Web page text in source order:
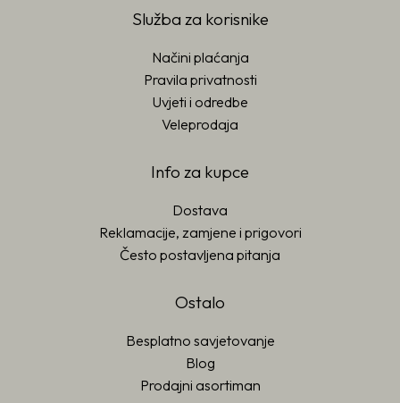
Služba za korisnike
Načini plaćanja
Pravila privatnosti
Uvjeti i odredbe
Veleprodaja
Info za kupce
Dostava
Reklamacije, zamjene i prigovori
Često postavljena pitanja
Ostalo
Besplatno savjetovanje
Blog
Prodajni asortiman